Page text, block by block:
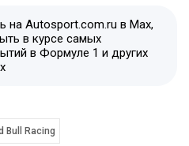
на Autosport.com.ru в Max,
в курсе самых
в Формуле 1 и других
Bull Racing